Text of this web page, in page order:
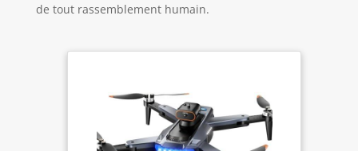
de tout rassemblement humain.